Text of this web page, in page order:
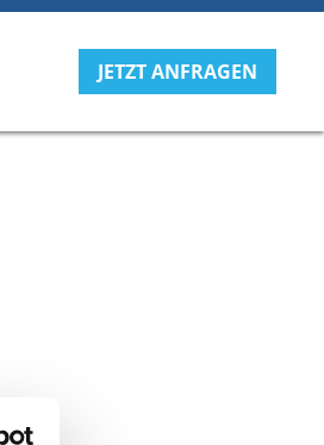
JETZT ANFRAGEN